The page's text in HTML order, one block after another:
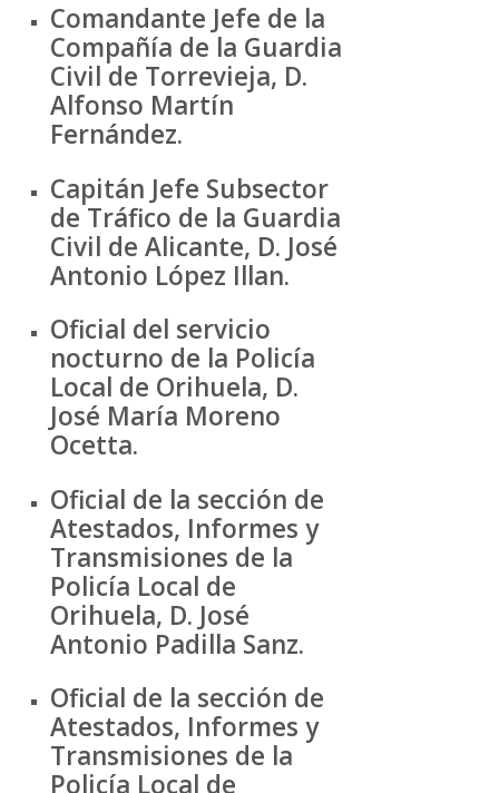
Comandante Jefe de la
Compañía de la Guardia
Civil de Torrevieja, D.
Alfonso Martín
Fernández.
Capitán Jefe Subsector
de Tráfico de la Guardia
Civil de Alicante, D. José
Antonio López Illan.
Oficial del servicio
nocturno de la Policía
Local de Orihuela, D.
José María Moreno
Ocetta.
Oficial de la sección de
Atestados, Informes y
Transmisiones de la
Policía Local de
Orihuela, D. José
Antonio Padilla Sanz.
Oficial de la sección de
Atestados, Informes y
Transmisiones de la
Policía Local de